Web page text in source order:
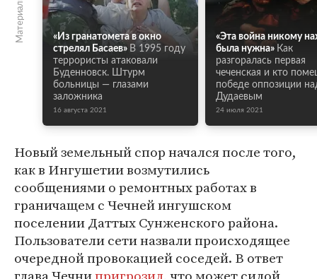
«Из гранатомета в окно
стрелял Басаев» В 1995 году
террористы атаковали
Буденновск. Штурм
больницы — глазами
заложника
16 августа 2021
«Эта война никому
была нужна» Как
разгоралась первая
чеченская и кто
победе оппозиции
Дудаевым
24 июля 2021
Новый земельный спор начался после того,
как в Ингушетии возмутились
сообщениями о ремонтных работах в
граничащем с Чечней ингушском
поселении Даттых Сунженского района.
Пользователи сети назвали происходящее
очередной провокацией соседей. В ответ